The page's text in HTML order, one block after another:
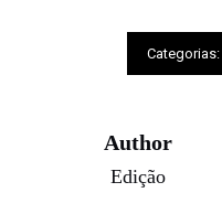
Categorias:
Author
Edição